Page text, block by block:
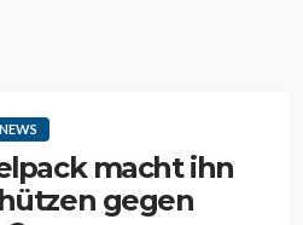
macht ihn
gegen